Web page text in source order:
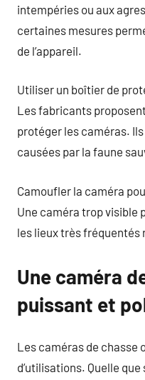
intempéries ou aux
certaines mesures
de l’appareil.
Utiliser un boîtier de
Les fabricants
protéger les caméras.
causées par la faune
Camoufler la caméra
Une caméra trop visible
les lieux très fréquentés
Une caméra
puissant et
Les caméras de chasse
d’utilisations. Quelle